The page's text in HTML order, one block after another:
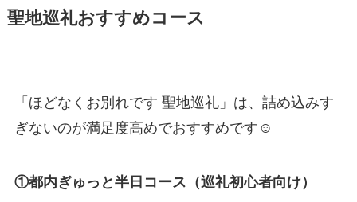
聖地巡礼おすすめコース
「ほどなくお別れです 聖地巡礼」は、詰め込みす
ぎないのが満足度高めでおすすめです☺️
①都内ぎゅっと半日コース（巡礼初心者向け）